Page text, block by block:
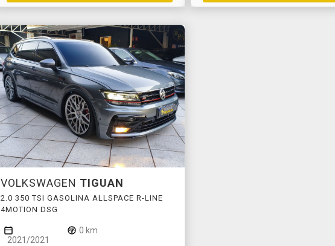
VOLKSWAGEN TIGUAN
2.0 350 TSI GASOLINA ALLSPACE R-LINE
4MOTION DSG
2021/2021
0 km